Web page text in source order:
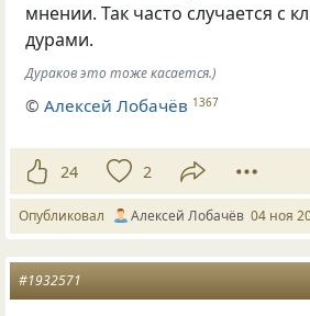
мнении. Так часто случается с
дурами.
Дураков это тоже касается.)
©Алексей Лобачёв 1367
24 2
Опубликовал Алексей Лобачёв 04 ноя
#1932571